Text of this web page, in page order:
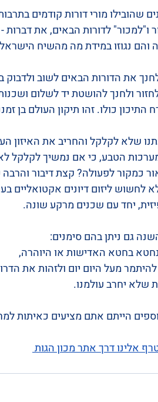
שהובילו מורי דורות קודמים
ו"למכור" לדורות הבאים, את
והם נגוזו במידת מה מהשיח
את הדורות הבאים לשוב ולדבוק
ולחנך להושטת יד לשלום
כולו. זהו תיקון העולם בן
שלא לקלקל והחריב את האיזון
מערכות הטבע, כי אם נמשיך לקלקל
כמקור לפעולה? קצת דיבור
לחשוש ליזום דיונים אקטואליים
יחד עם שכנים מרקע שונה.
גם ניתן בהם סימנים:
בחטא האדישות או היוהרה,
מעל היום יום ולזהות את
שלא יחרב עולמנו.
הייתם אתם מציעים כאיתות
אלינו דרך אתר מכון הגות